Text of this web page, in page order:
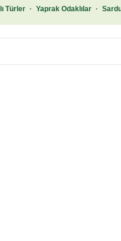
Türler · Yaprak Odaklılar ·